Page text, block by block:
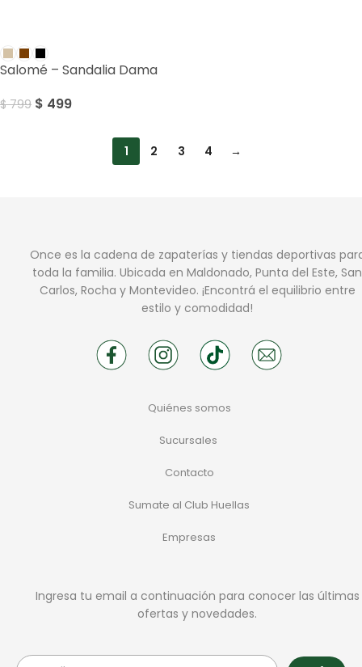
Salomé – Sandalia Dama
$799 $ 499
1 2 3 4 →
Once es la cadena de zapaterías y tiendas deportivas
toda la familia. Ubicada en Maldonado, Punta del Este, San
Carlos, Rocha y Montevideo. ¡Encontrá el equilibrio entre
estilo y comodidad!
Quiénes somos
Sucursales
Contacto
Sumate al Club Huellas
Empresas
Ingresa tu email a continuación para conocer las últimas
ofertas y novedades.